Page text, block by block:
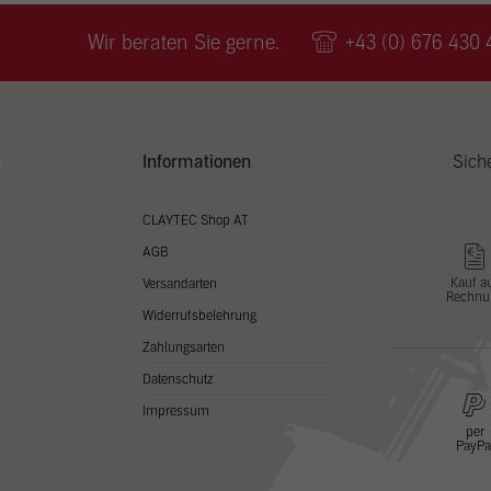
Wir beraten Sie gerne. +43 (0) 676 430
Informationen
CLAYTEC Shop AT
AGB
Versandarten
Widerrufsbelehrung
Zahlungsarten
Datenschutz
Impressum
Kauf
per
PayPal
zu